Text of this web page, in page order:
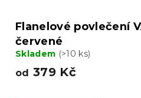
Flanelové povlečení
červené
Skladem (>10 ks)
od 379 Kč